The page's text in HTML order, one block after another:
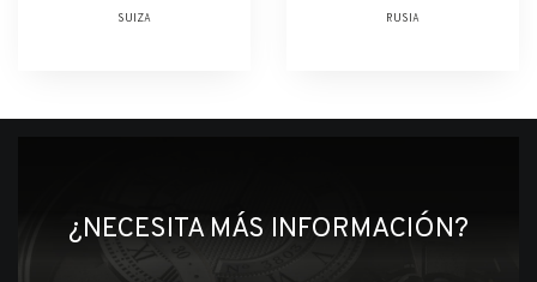
SUIZA RUSIA
¿NECESITA MÁS INFORMACIÓN?